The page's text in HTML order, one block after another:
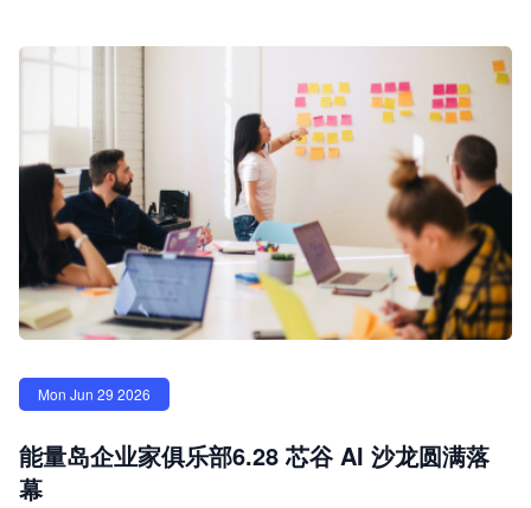
Mon Jun 29 2026
能量岛企业家俱乐部6.28 芯谷 AI 沙龙圆满落
幕